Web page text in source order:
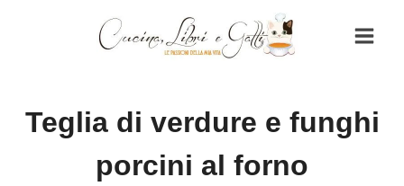
Teglia di verdure e funghi
porcini al forno